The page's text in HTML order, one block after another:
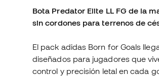
Bota Predator Elite LL FG de la
sin cordones para terrenos de
El pack adidas Born for Goals
diseñados para jugadores que
control y precisión letal en cada